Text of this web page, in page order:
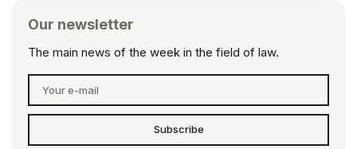
Our newsletter
The main news of the week in the field of law.
Subscribe